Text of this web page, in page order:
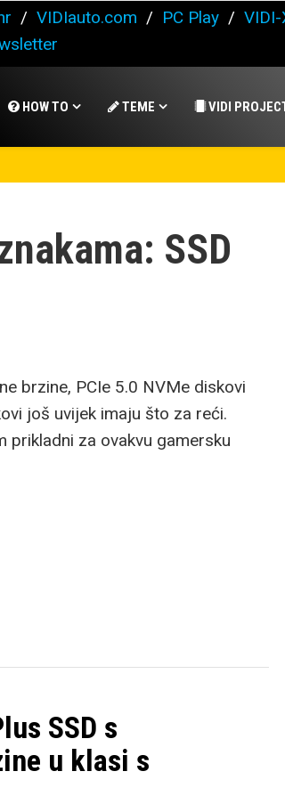
/ VIDIauto.com / PC Play / VIDI-
HOW TO TEME VIDI
SSD
brzine, PCIe 5.0 NVMe diskovi
još uvijek imaju što za reći.
prikladni za ovakvu gamersku
SSD s
u klasi s